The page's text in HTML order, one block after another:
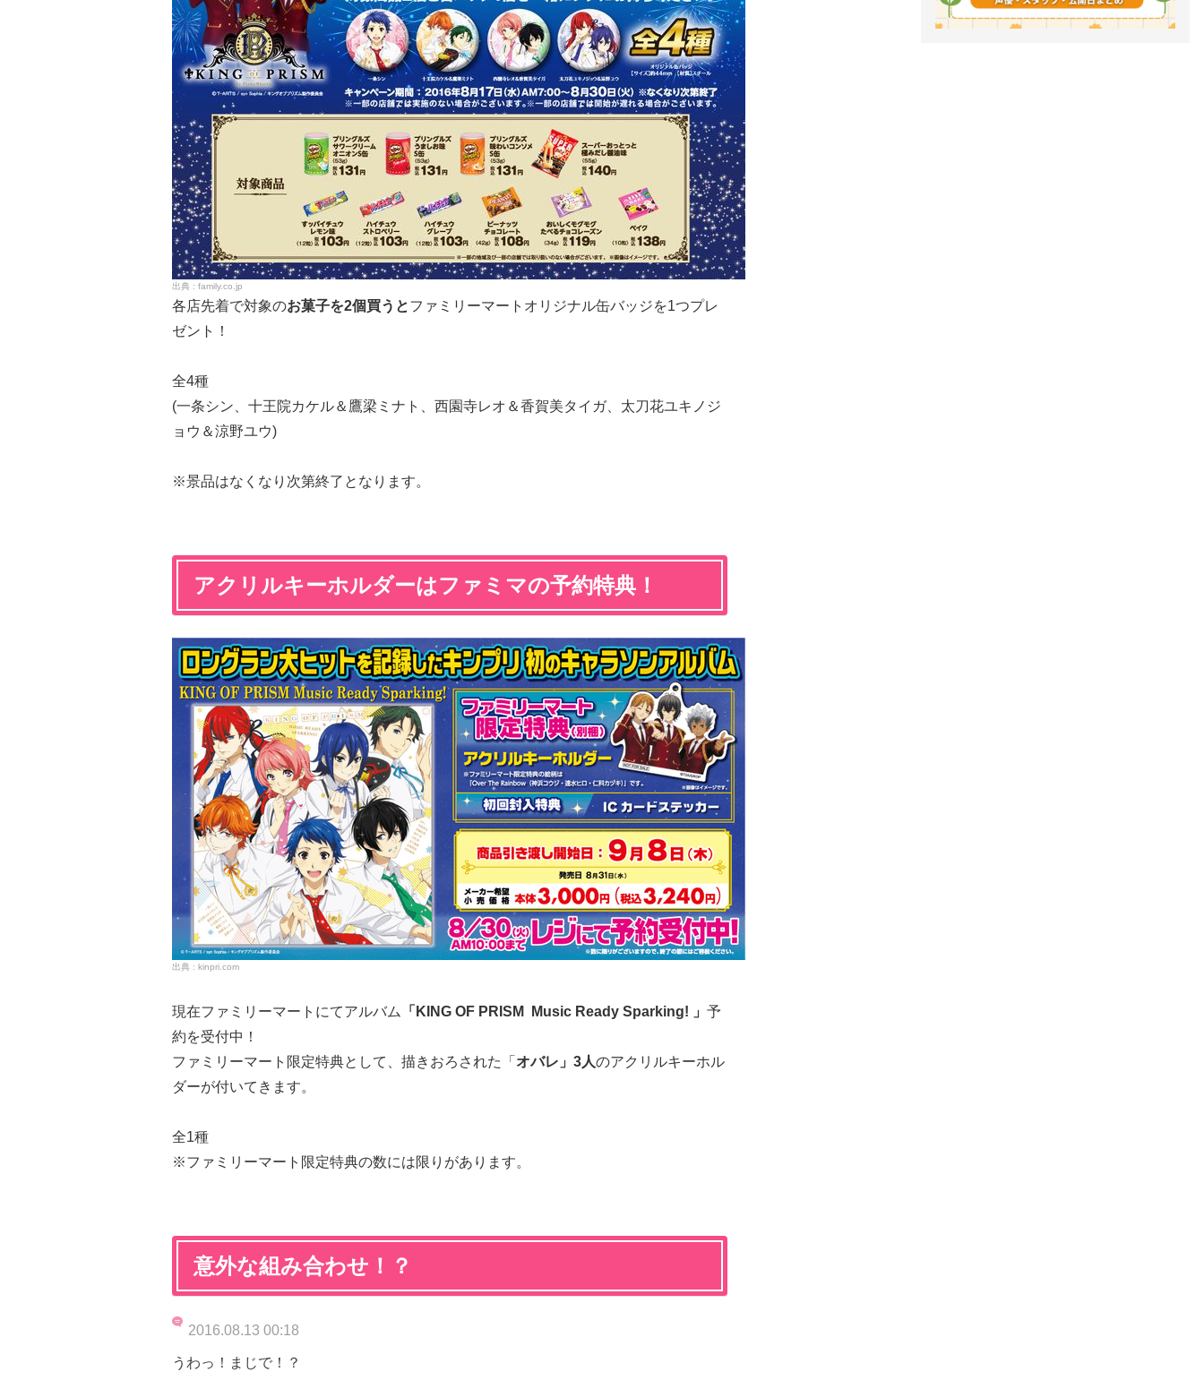
family.co.jp
各店先着で対象のお菓子を2個買うとファミリーマートオリジナル缶バッジを1つプレ
ゼント！
全4種
(一条シン、十王院カケル＆鷹梁ミナト、西園寺レオ＆香賀美タイガ、太刀花ユキノジ
ョウ＆涼野ユウ)
※景品はなくなり次第終了となります。
アクリルキーホルダーはファミマの予約特典！
kinpri.com
現在ファミリーマートにてアルバム 「KING OF PRISM Music Ready Sparking! 」 予
約を受付中！
ファミリーマート限定特典として、描きおろされた「 オバレ」3人のアクリルキーホル
ダーが付いてきます。
全1種
※ファミリーマート限定特典の数には限りがあります。
意外な組み合わせ！？
2016.08.13 00:18
うわっ！まじで！？